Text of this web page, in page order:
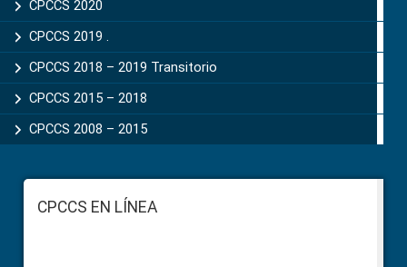
CPCCS 2020
CPCCS 2019 .
CPCCS 2018 – 2019 Transitorio
CPCCS 2015 – 2018
CPCCS 2008 – 2015
FooterCPCCS EN LÍNEA